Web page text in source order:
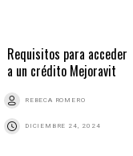
Requisitos para acceder
a un crédito Mejoravit
REBECA ROMERO
DICIEMBRE 24, 2024